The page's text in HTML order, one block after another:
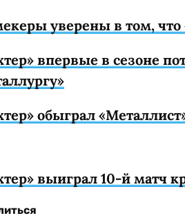
уверены в том,
впервые в сезоне
обыграл
выиграл 10-й матч